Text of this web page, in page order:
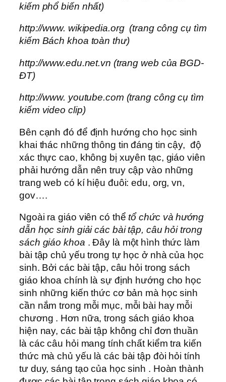
kiếm phổ biến nhất)
http://www. wikipedia.org (trang công cụ tìm
kiếm Bách khoa toàn thư)
http://www.edu.net.vn (trang web của BGD-
ĐT)
http://www. youtube.com (trang công cụ tìm
kiếm video clip)
Bên cạnh đó để định hướng cho học sinh
khai thác những thông tin đáng tin cậy, độ
xác thực cao, không bị xuyên tạc, giáo viên
phải hướng dẫn nên truy cập vào những
trang web có kí hiệu đuôi: edu, org, vn,
gov….
Ngoài ra giáo viên có thểtổ chức và hướng
dẫn học sinh giải các bài tập, câu hỏi trong
sách giáo khoa . Đây là một hình thức làm
bài tập chủ yếu trong tự học ở nhà của học
sinh. Bởi các bài tập, câu hỏi trong sách
giáo khoa chính là sự định hướng cho học
sinh những kiến thức cơ bản mà học sinh
cần nắm trong mỗi mục, mỗi bài hay mỗi
chương . Hơn nữa, trong sách giáo khoa
hiện nay, các bài tập không chỉ đơn thuần
là các câu hỏi mang tính chất kiểm tra kiến
thức mà chủ yếu là các bài tập đòi hỏi tính
tư duy, sáng tạo của học sinh . Hoàn thành